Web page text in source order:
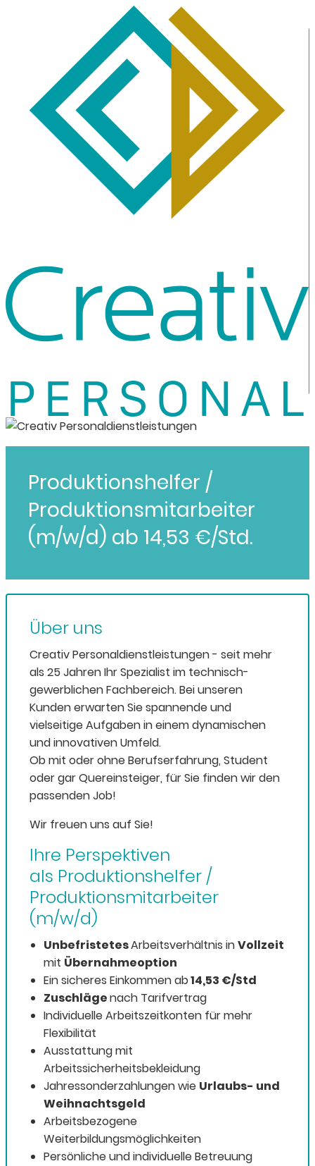
Produktionshelfer /
Produktionsmitarbeiter
(m/w/d) ab 14,53 €/Std.
Über uns
Creativ Personaldienstleistungen - seit mehr
als 25 Jahren Ihr Spezialist im technisch-
gewerblichen Fachbereich. Bei unseren
Kunden erwarten Sie spannende und
vielseitige Aufgaben in einem dynamischen
und innovativen Umfeld.
Ob mit oder ohne Berufserfahrung, Student
oder gar Quereinsteiger, für Sie finden wir den
passenden Job!
Wir freuen uns auf Sie!
Ihre Perspektiven
als Produktionshelfer /
Produktionsmitarbeiter
(m/w/d)
UnbefristetesArbeitsverhältnis inVollzeit
mit Übernahmeoption
Ein sicheres Einkommen ab14,53 €/Std
Zuschlägenach Tarifvertrag
Individuelle Arbeitszeitkonten für mehr
Flexibilität
Ausstattung mit
Arbeitssicherheitsbekleidung
Jahressonderzahlungen wie Urlaubs- und
Weihnachtsgeld
Arbeitsbezogene
Weiterbildungsmöglichkeiten
Persönliche und individuelle Betreuung